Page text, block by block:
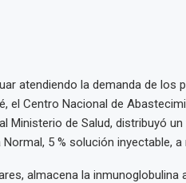
atendiendo la demanda de los
el Centro Nacional de
Ministerio de Salud, distribuyó
5 % solución inyectable, a
almacena la